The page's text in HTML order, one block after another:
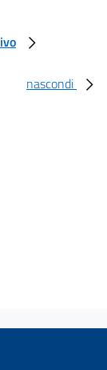
nascondi